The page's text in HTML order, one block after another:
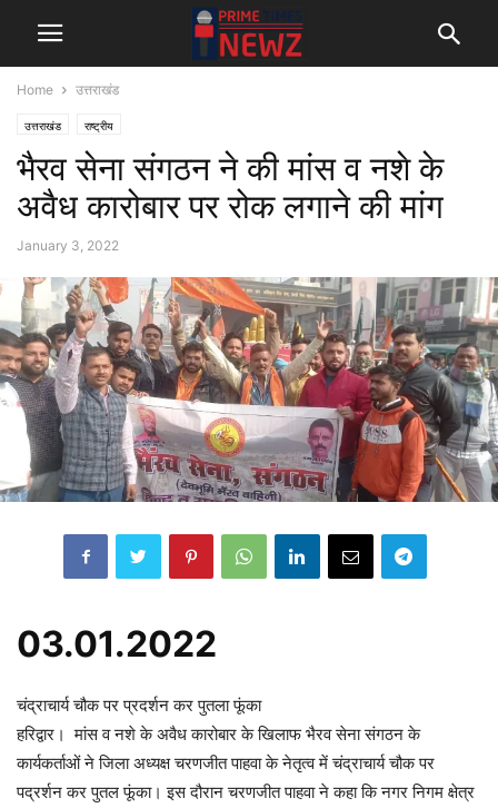
Home उत्तराखंड
उत्तराखंड राष्ट्रीय
भैरव सेना संगठन ने की मांस व नशे के
अवैध कारोबार पर रोक लगाने की मांग
January 3, 2022
03.01.2022
चंद्राचार्य चौक पर प्रदर्शन कर पुतला फूंका
हरिद्वार। मांस व नशे के अवैध कारोबार के खिलाफ भैरव सेना संगठन के
कार्यकर्ताओं ने जिला अध्यक्ष चरणजीत पाहवा के नेतृत्व में चंद्राचार्य चौक पर
पद्रर्शन कर पुतल फूंका। इस दौरान चरणजीत पाहवा ने कहा कि नगर निगम क्षेत्र